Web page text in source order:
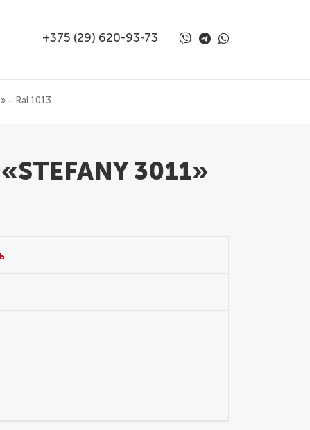
+375 (29) 620-93-73
– Ral 1013
3011»